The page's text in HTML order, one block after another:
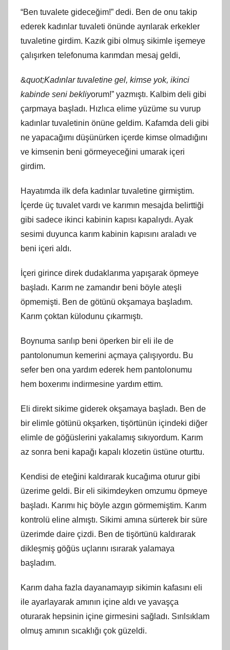
“Ben tuvalete gideceğim!” dedi. Ben de onu takip
ederek kadınlar tuvaleti önünde ayrılarak erkekler
tuvaletine girdim. Kazık gibi olmuş sikimle işemeye
çalışırken telefonuma karımdan mesaj geldi,
&quot;Kadınlar tuvaletine gel, kimse yok, ikinci
kabinde seni bekliyorum!” yazmıştı. Kalbim deli gibi
çarpmaya başladı. Hızlıca elime yüzüme su vurup
kadınlar tuvaletinin önüne geldim. Kafamda deli gibi
ne yapacağımı düşünürken içerde kimse olmadığını
ve kimsenin beni görmeyeceğini umarak içeri
girdim.
Hayatımda ilk defa kadınlar tuvaletine girmiştim.
İçerde üç tuvalet vardı ve karımın mesajda belirttiği
gibi sadece ikinci kabinin kapısı kapalıydı. Ayak
sesimi duyunca karım kabinin kapısını araladı ve
beni içeri aldı.
İçeri girince direk dudaklarıma yapışarak öpmeye
başladı. Karım ne zamandır beni böyle ateşli
öpmemişti. Ben de götünü okşamaya başladım.
Karım çoktan külodunu çıkarmıştı.
Boynuma sarılıp beni öperken bir eli ile de
pantolonumun kemerini açmaya çalışıyordu. Bu
sefer ben ona yardım ederek hem pantolonumu
hem boxerımı indirmesine yardım ettim.
Eli direkt sikime giderek okşamaya başladı. Ben de
bir elimle götünü okşarken, tişörtünün içindeki diğer
elimle de göğüslerini yakalamış sıkıyordum. Karım
az sonra beni kapağı kapalı klozetin üstüne oturttu.
Kendisi de eteğini kaldırarak kucağıma oturur gibi
üzerime geldi. Bir eli sikimdeyken omzumu öpmeye
başladı. Karımı hiç böyle azgın görmemiştim. Karım
kontrolü eline almıştı. Sikimi amına sürterek bir süre
üzerimde daire çizdi. Ben de tişörtünü kaldırarak
dikleşmiş göğüs uçlarını ısırarak yalamaya
başladım.
Karım daha fazla dayanamayıp sikimin kafasını eli
ile ayarlayarak amının içine aldı ve yavaşça
oturarak hepsinin içine girmesini sağladı. Sırılsıklam
olmuş amının sıcaklığı çok güzeldi.